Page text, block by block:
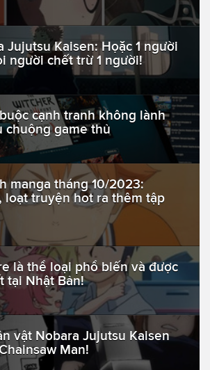
Jujutsu Kaisen: Họặc 1 người
người chết trừ 1 người!
cạnh tranh không lành
chuộng game thủ
manga tháng 10/2023:
loạt truyện hot ra thêm tập
là thể loại phổ biến và được
tại Nhật Bản!
vật Nobara Jujutsu Kaisen
Man!